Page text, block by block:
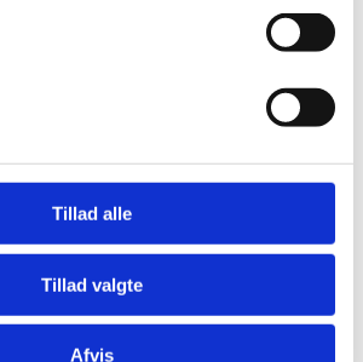
Tillad alle
Tillad valgte
Afvis
en slidemaster
redigere din slidemaster ved at aktivere
at bruge et foruddefineret tema kan